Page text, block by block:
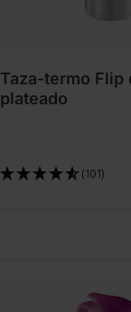
Taza-termo Flip
plateado
(101)